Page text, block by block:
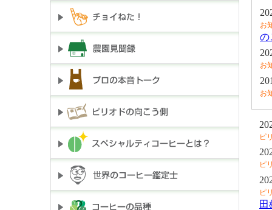
お
の
お
お
ピ
ピ
ピ
田